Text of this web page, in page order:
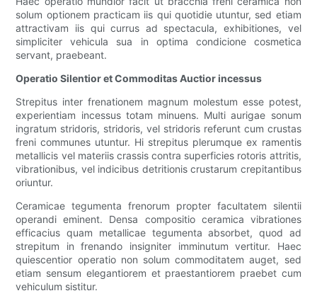
solum optionem practicam iis qui quotidie utuntur, sed etiam
attractivam iis qui currus ad spectacula, exhibitiones, vel
simpliciter vehicula sua in optima condicione cosmetica
servant, praebeant.
Operatio Silentior et Commoditas Auctior incessus
Strepitus inter frenationem magnum molestum esse potest,
experientiam incessus totam minuens. Multi aurigae sonum
ingratum stridoris, stridoris, vel stridoris referunt cum crustas
freni communes utuntur. Hi strepitus plerumque ex ramentis
metallicis vel materiis crassis contra superficies rotoris attritis,
vibrationibus, vel indicibus detritionis crustarum crepitantibus
oriuntur.
Ceramicae tegumenta frenorum propter facultatem silentii
operandi eminent. Densa compositio ceramica vibrationes
efficacius quam metallicae tegumenta absorbet, quod ad
strepitum in frenando insigniter imminutum vertitur. Haec
quiescentior operatio non solum commoditatem auget, sed
etiam sensum elegantiorem et praestantiorem praebet cum
vehiculum sistitur.